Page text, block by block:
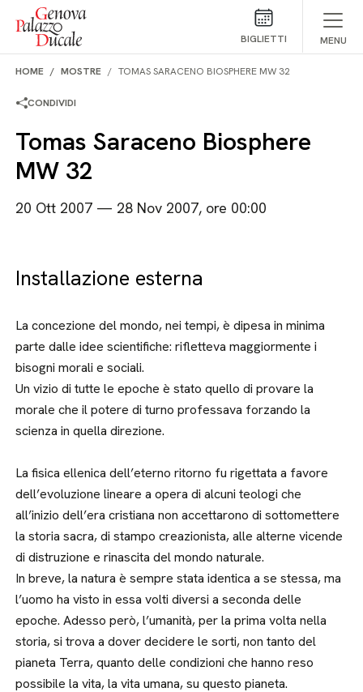
Salta al contenuto
BIGLIETTI MENU
HOME MOSTRE TOMAS SARACENO BIOSPHERE MW 32
CONDIVIDI
Tomas Saraceno Biosphere
MW 32
20 Ott 2007 — 28 Nov 2007, ore 00:00
Installazione esterna
La concezione del mondo, nei tempi, è dipesa in minima
parte dalle idee scientifiche: rifletteva maggiormente i
bisogni morali e sociali.
Un vizio di tutte le epoche è stato quello di provare la
morale che il potere di turno professava forzando la
scienza in quella direzione.
La fisica ellenica dell’eterno ritorno fu rigettata a favore
dell’evoluzione lineare a opera di alcuni teologi che
all’inizio dell’era cristiana non accettarono di sottomettere
la storia sacra, di stampo creazionista, alle alterne vicende
di distruzione e rinascita del mondo naturale.
In breve, la natura è sempre stata identica a se stessa, ma
l’uomo ha visto in essa volti diversi a seconda delle
epoche. Adesso però, l’umanità, per la prima volta nella
storia, si trova a dover decidere le sorti, non tanto del
pianeta Terra, quanto delle condizioni che hanno reso
possibile la vita, la vita umana, su questo pianeta.